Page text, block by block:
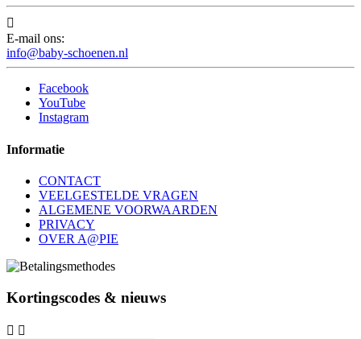

E-mail ons:
info@baby-schoenen.nl
Facebook
YouTube
Instagram
Informatie
CONTACT
VEELGESTELDE VRAGEN
ALGEMENE VOORWAARDEN
PRIVACY
OVER A@PIE
Kortingscodes & nieuws
 